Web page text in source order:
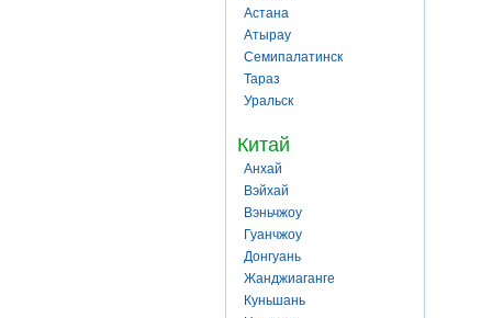
Астана
Атырау
Семипалатинск
Тараз
Уральск
Китай
Анхай
Вэйхай
Вэньчжоу
Гуанчжоу
Донгуань
Жанджиаганге
Куньшань